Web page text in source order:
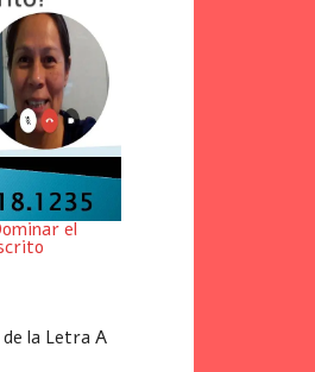
el
la Letra A